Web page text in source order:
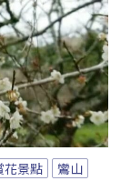
花景點
鸞山